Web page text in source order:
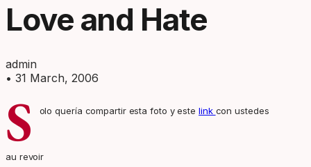
Love and Hate
admin
• 31 March, 2006
S olo quería compartir esta foto y estelink con ustedes
au revoir